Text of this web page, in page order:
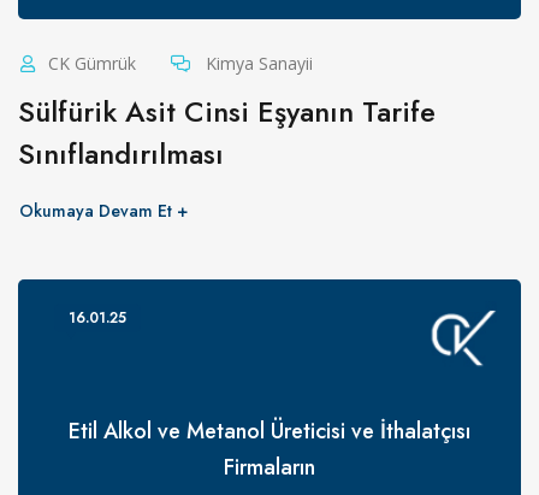
CK Gümrük Kimya Sanayii
Sülfürik Asit Cinsi Eşyanın Tarife
Sınıflandırılması
Okumaya Devam Et
Etil Alkol ve Metanol Üreticisi ve İthalatçısı
Firmaların
16.01.25